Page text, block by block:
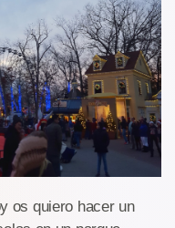
os quiero hacer un